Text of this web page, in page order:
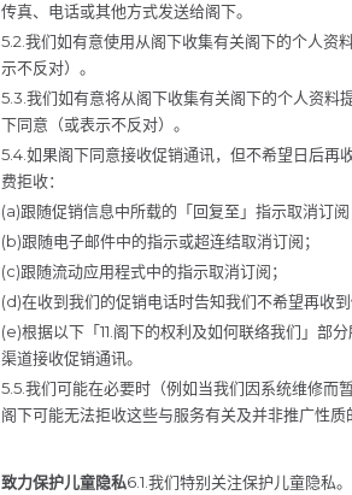
传真、电话或其他方式发送给阁下。
5.2.我们如有意使用从阁下收集有关阁下的个人资
示不反对）。
5.3.我们如有意将从阁下收集有关阁下的个人资料
下同意（或表示不反对）。
5.4.如果阁下同意接收促销通讯，但不希望日后再
费拒收：
(a)跟随促销信息中所载的「回复至」指示取消订阅
(b)跟随电子邮件中的指示或超连结取消订阅；
(c)跟随流动应用程式中的指示取消订阅；
(d)在收到我们的促销电话时告知我们不希望再收
(e)根据以下「11.阁下的权利及如何联络我们」部
渠道接收促销通讯。
5.5.我们可能在必要时（例如当我们因系统维修而
阁下可能无法拒收这些与服务有关及并非推广性质
致力保护儿童隐私6.1.我们特别关注保护儿童隐私